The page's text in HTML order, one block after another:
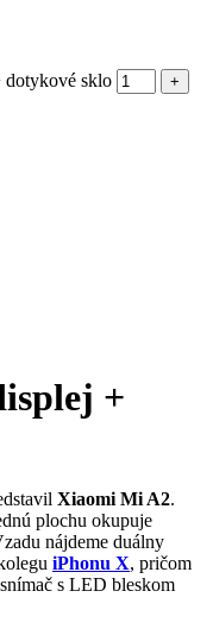
sklo
+
Xiaomi Mi A2.
plochu okupuje
nájdeme duálny
iPhonu X, pričom
s LED bleskom